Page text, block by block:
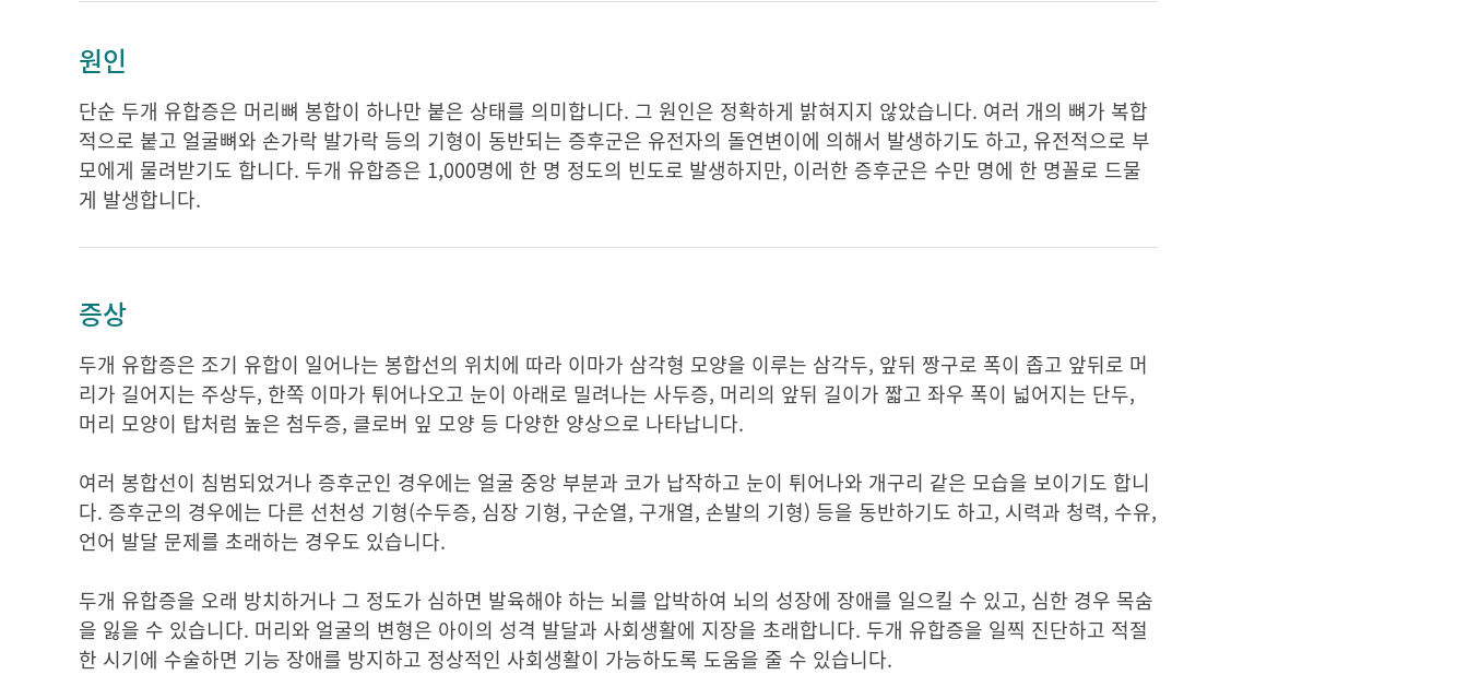
원인
단순 두개 유합증은 머리뼈 봉합이 하나만 붙은 상태를 의미합니다. 그 원인은 정확하게 밝혀지지 않았습니다. 여러 개의 뼈가 복합
적으로 붙고 얼굴뼈와 손가락 발가락 등의 기형이 동반되는 증후군은 유전자의 돌연변이에 의해서 발생하기도 하고, 유전적으로 부
모에게 물려받기도 합니다. 두개 유합증은 1,000명에 한 명 정도의 빈도로 발생하지만, 이러한 증후군은 수만 명에 한 명꼴로 드물
게 발생합니다.
증상
두개 유합증은 조기 유합이 일어나는 봉합선의 위치에 따라 이마가 삼각형 모양을 이루는 삼각두, 앞뒤 짱구로 폭이 좁고 앞뒤로 머
리가 길어지는 주상두, 한쪽 이마가 튀어나오고 눈이 아래로 밀려나는 사두증, 머리의 앞뒤 길이가 짧고 좌우 폭이 넓어지는 단두,
머리 모양이 탑처럼 높은 첨두증, 클로버 잎 모양 등 다양한 양상으로 나타납니다.
여러 봉합선이 침범되었거나 증후군인 경우에는 얼굴 중앙 부분과 코가 납작하고 눈이 튀어나와 개구리 같은 모습을 보이기도 합니
다. 증후군의 경우에는 다른 선천성 기형(수두증, 심장 기형, 구순열, 구개열, 손발의 기형) 등을 동반하기도 하고, 시력과 청력, 수유,
언어 발달 문제를 초래하는 경우도 있습니다.
두개 유합증을 오래 방치하거나 그 정도가 심하면 발육해야 하는 뇌를 압박하여 뇌의 성장에 장애를 일으킬 수 있고, 심한 경우 목숨
을 잃을 수 있습니다. 머리와 얼굴의 변형은 아이의 성격 발달과 사회생활에 지장을 초래합니다. 두개 유합증을 일찍 진단하고 적절
한 시기에 수술하면 기능 장애를 방지하고 정상적인 사회생활이 가능하도록 도움을 줄 수 있습니다.